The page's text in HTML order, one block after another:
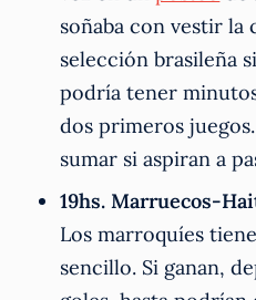
soñaba con vestir la
selección brasileña
podría tener
dos primeros
sumar si aspiran a
19hs. Marruecos-
Los marroquíes
sencillo. Si ganan,